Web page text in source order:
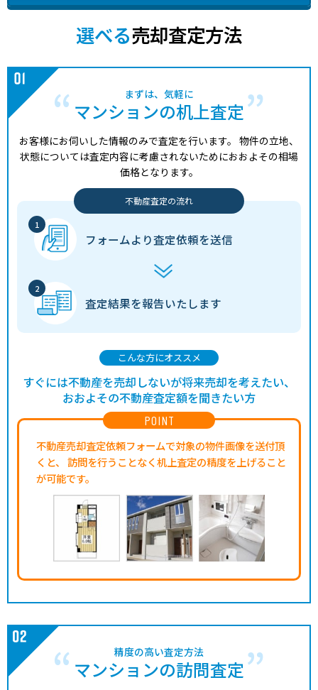
選べる売却査定方法
まずは、気軽に
マンションの机上査定
お客様にお伺いした情報のみで査定を行います。 物件の立地、
状態については査定内容に考慮されないためにおおよその相場
価格となります。
不動産査定の流れ
フォームより査定依頼を送信
査定結果を報告いたします
POINT
不動産売却査定依頼フォームで対象の物件画像を送付頂
くと、
訪問を行うことなく机上査定の精度を上げること
が可能です。
こんな方にオススメ
すぐには不動産を売却しないが将来売却を考えたい、
おおよその不動産査定額を聞きたい方
精度の高い査定方法
マンションの訪問査定